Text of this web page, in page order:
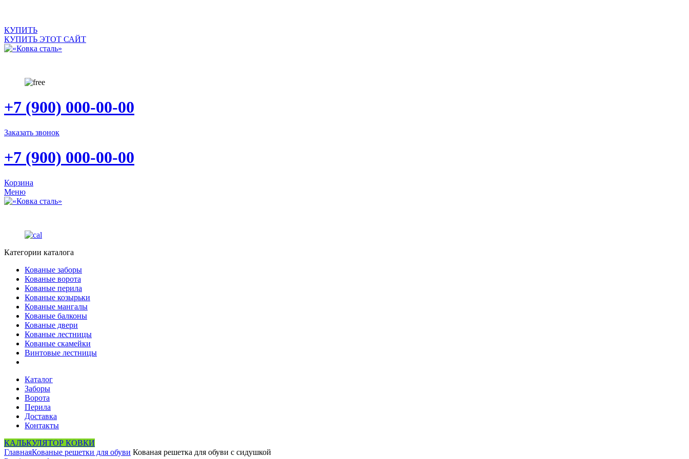
КУПИТЬ
КУПИТЬ ЭТОТ САЙТ
+7 (900) 000-00-00
Заказать звонок
+7 (900) 000-00-00
Корзина
Меню
Категории каталога
Кованые заборы
Кованые ворота
Кованые перила
Кованые козырьки
Кованые мангалы
Кованые балконы
Кованые двери
Кованые лестницы
Кованые скамейки
Винтовые лестницы
Каталог
Заборы
Ворота
Перила
Доставка
Контакты
КАЛЬКУЛЯТОР КОВКИ
ГлавнаяКованые решетки для обуви Кованая решетка для обуви с сидушкой